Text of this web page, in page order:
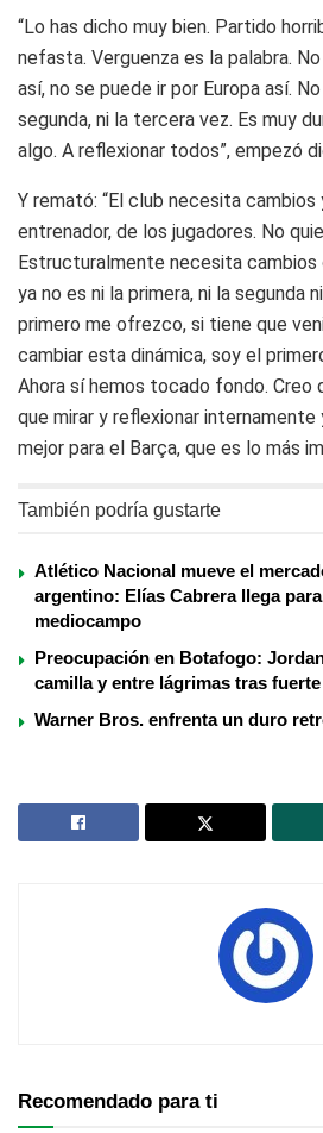
“Lo has dicho muy bien. Partido
nefasta. Verguenza es la palabra.
así, no se puede ir por Europa así.
segunda, ni la tercera vez. Es muy
algo. A reflexionar todos”, empezó
Y remató: “El club necesita cambios
entrenador, de los jugadores. No
Estructuralmente necesita
ya no es ni la primera, ni la segunda
primero me ofrezco, si tiene que
cambiar esta dinámica, soy el
Ahora sí hemos tocado fondo. Creo
que mirar y reflexionar internamente
mejor para el Barça, que es lo más
También podría gustarte
Atlético Nacional mueve el
argentino: Elías Cabrera llega
mediocampo
Preocupación en Botafogo:
camilla y entre lágrimas tras
Warner Bros. enfrenta un duro
Recomendado para ti